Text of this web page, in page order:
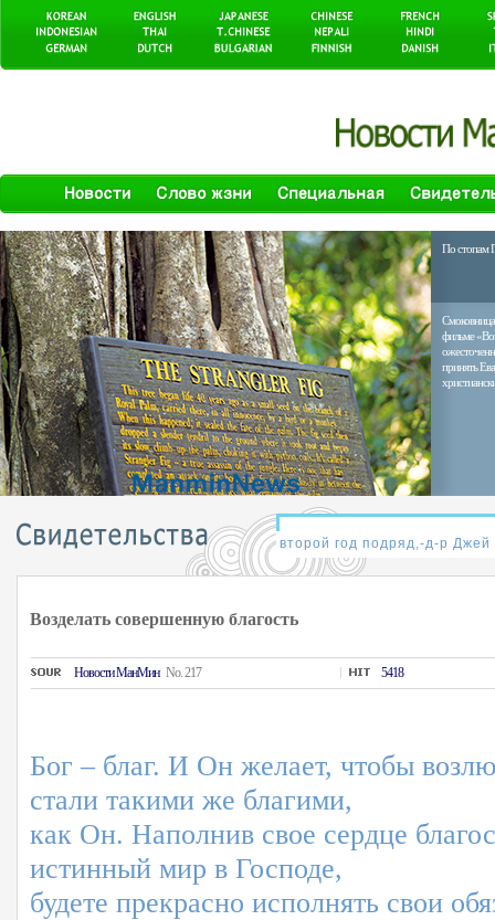
По стопам
фильме
принять
Возделать совершенную благость
Hовости MанMинNo. 217 5418
Бог – благ. И Он желает, чтобы
стали такими же благими,
как Он. Наполнив свое сердце
истинный мир в Господе,
будете прекрасно исполнять свои